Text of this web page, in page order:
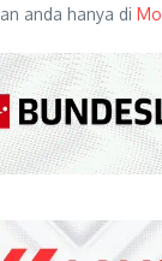
anda hanya di